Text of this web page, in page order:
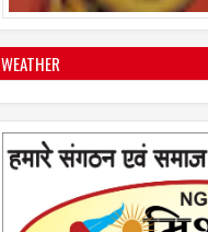
इस अमावस के दिन किया गया दान
फलदायी
2022 0
WEATHER